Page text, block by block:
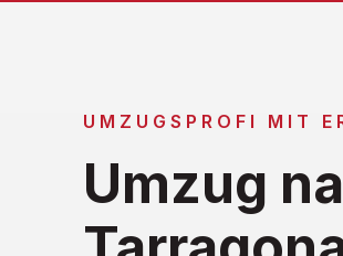
UMZUGSPROFI MIT
Umzug